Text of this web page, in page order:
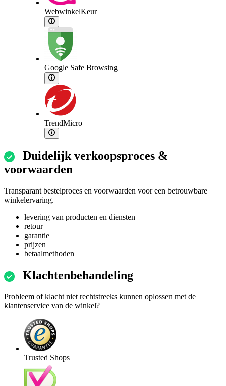
WebwinkelKeur
Google Safe Browsing
TrendMicro
Duidelijk verkoopsproces &
voorwaarden
Transparant bestelproces en voorwaarden voor een betrouwbare
winkelervaring.
levering van producten en diensten
retour
garantie
prijzen
betaalmethoden
Klachtenbehandeling
Probleem of klacht niet rechtstreeks kunnen oplossen met de
klantenservice van de winkel?
Trusted Shops